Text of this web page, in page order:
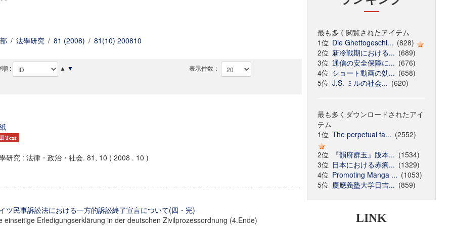
/ 法學研究 / 81 (2008) / 81(10) 200810
順 : ▲ ▼ 表示件数：
研究 : 法律・政治・社会. 81, 10 ( 2008 . 10 )
ツ民事訴訟法における一方的訴訟終了宣言について(四・完)
einseitige Erledigungserklärung in der deutschen Zivilprozessordnung (4.Ende)
最も多く閲覧されたアイテム
1位 Die Ghettogeschi... (828)
2位 新冷戦期における... (689)
3位 通信の安全保障に... (676)
4位 ショート動画の効... (658)
5位 J.S. ミルの社会... (620)
最も多くダウンロードされたアイ
テム
1位 The perpetual fa... (2552)
2位
『韻府群玉』版本... (1534)
3位 日本における赤痢... (1329)
4位 Promoting Manga ... (1053)
5位 慶應義塾大学日吉... (859)
LINK